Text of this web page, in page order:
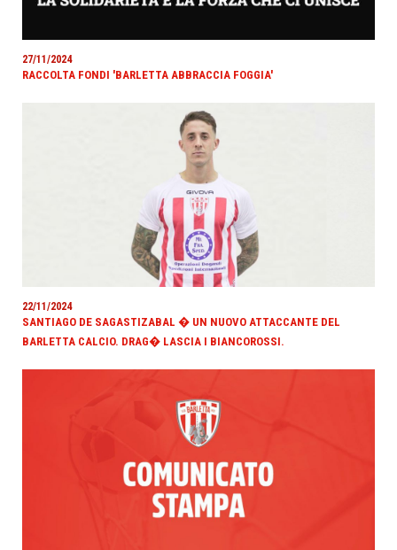
27/11/2024
RACCOLTA FONDI 'BARLETTA ABBRACCIA FOGGIA'
22/11/2024
SANTIAGO DE SAGASTIZABAL � UN NUOVO ATTACCANTE DEL
BARLETTA CALCIO. DRAG� LASCIA I BIANCOROSSI.